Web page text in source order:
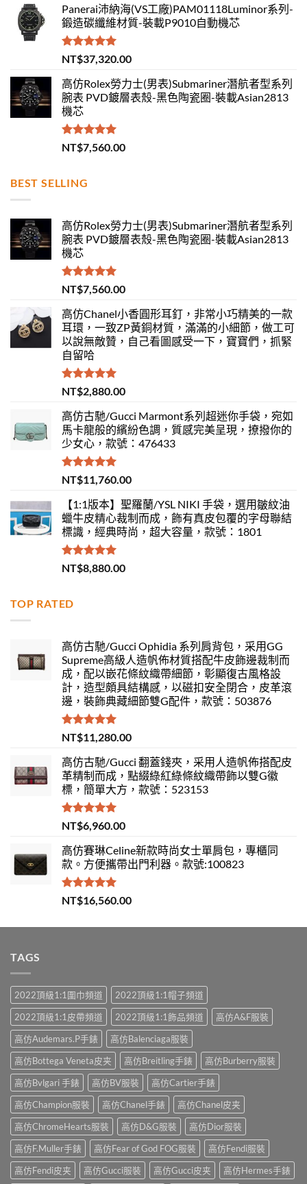
Panerai沛納海(VS工廠)PAM01118Luminor系列-
鍛造碳纖維材質-裝載P9010自動機芯
評分5.00
滿分 5
NT$37,320.00
高仿Rolex勞力士(男表)Submariner潛航者型系列
腕表 PVD鍍層表殼-黑色陶瓷圈-裝載Asian2813
機芯
評分 5.00
滿分 5
NT$7,560.00
BEST SELLING
高仿Rolex勞力士(男表)Submariner潛航者型系列
腕表 PVD鍍層表殼-黑色陶瓷圈-裝載Asian2813
機芯
評分 5.00
滿分 5
NT$7,560.00
高仿Chanel小香圓形耳釘，非常小巧精美的一款
耳環，一致ZP黃銅材質，滿滿的小細節，做工可
以說無敵贊，自己看圖感受一下，寶寶們，抓緊
自留哈
評分 5.00
滿分 5
NT$2,880.00
高仿古馳/Gucci Marmont系列超迷你手袋，宛如
馬卡龍般的繽紛色調，質感完美呈現，撩撥你的
少女心，款號：476433
評分5.00
滿分 5
NT$11,760.00
【1:1版本】聖羅蘭/YSL NIKI 手袋，選用皺紋油
蠟牛皮精心裁制而成，飾有真皮包覆的字母聯結
標識，經典時尚，超大容量，款號：1801
評分 5.00
滿分 5
NT$8,880.00
TOP RATED
高仿古馳/Gucci Ophidia 系列肩背包，采用GG
Supreme高級人造帆佈材質搭配牛皮飾邊裁制而
成，配以嵌花條紋織帶細節，彰顯復古風格設
計，造型頗具結構感，以磁扣安全閉合，皮革滾
邊，裝飾典藏細節雙G配件，款號：503876
評分5.00
滿分 5
NT$11,280.00
高仿古馳/Gucci 翻蓋錢夾，采用人造帆佈搭配皮
革精制而成，點綴綠紅綠條紋織帶飾以雙G徽
標，簡單大方，款號：523153
評分 5.00
滿分 5
NT$6,960.00
高仿賽琳Celine新款時尚女士單肩包，專櫃同
款。方便攜帶出門利器。款號:100823
評分5.00
滿分 5
NT$16,560.00
TAGS
2022頂級1:1圍巾頻道
2022頂級1:1帽子頻道
2022頂級1:1皮帶頻道
2022頂級1:1飾品頻道
高仿A&F服裝
高仿Audemars.P手錶
高仿Balenciaga服裝
高仿Bottega Veneta皮夹
高仿Breitling手錶
高仿Burberry服裝
高仿Bvlgari 手錶
高仿BV服裝
高仿Cartier手錶
高仿Champion服裝
高仿Chanel手錶
高仿Chanel皮夹
高仿ChromeHearts服裝
高仿D&G服裝
高仿Dior服裝
高仿F.Muller手錶
高仿Fear of God FOG服裝
高仿Fendi服裝
高仿Fendi皮夹
高仿Gucci服裝 高仿Gucci皮夹 高仿Hermes手錶